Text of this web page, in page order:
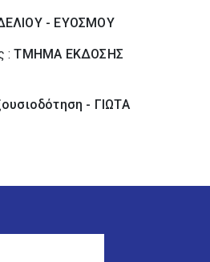
- ΕΥΟΣΜΟΥ
:ΤΜΗΜΑ ΕΚΔΟΣΗΣ
- ΓΙΩΤΑ